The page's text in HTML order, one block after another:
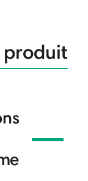
produit